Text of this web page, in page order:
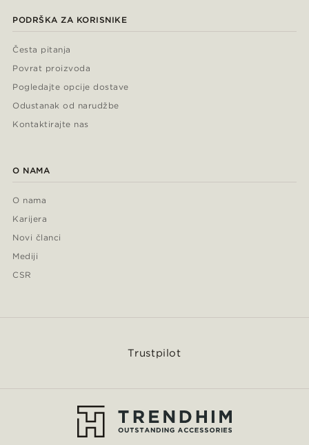
PODRŠKA ZA KORISNIKE
Česta pitanja
Povrat proizvoda
Pogledajte opcije dostave
Odustanak od narudžbe
Kontaktirajte nas
O NAMA
O nama
Karijera
Novi članci
Mediji
CSR
Trustpilot